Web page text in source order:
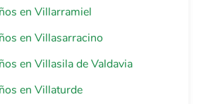
en Villarramiel
en Villasarracino
en Villasila de Valdavia
en Villaturde